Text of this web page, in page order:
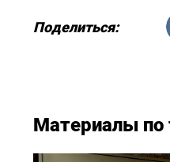
Поделиться:
Материалы по